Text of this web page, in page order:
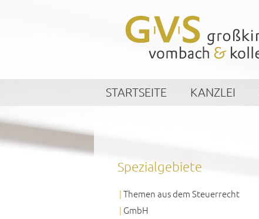
STARTSEITE KANZLEI
Spezialgebiete
Themen aus dem Steuerrecht
GmbH